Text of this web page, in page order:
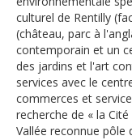
culturel de Rentilly
(château, parc à
contemporain et un
des jardins et l'art
services avec le
commerces et
recherche de « la
Vallée reconnue pôle